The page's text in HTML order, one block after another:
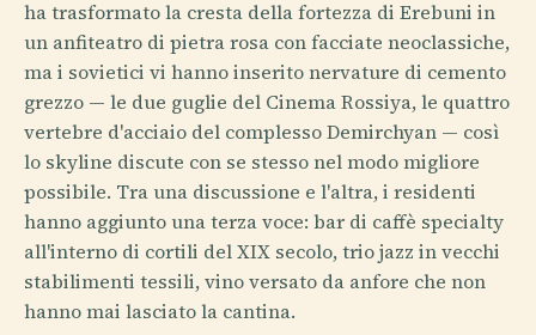
ha trasformato la cresta della fortezza di Erebuni in
un anfiteatro di pietra rosa con facciate neoclassiche,
ma i sovietici vi hanno inserito nervature di cemento
grezzo — le due guglie del Cinema Rossiya, le quattro
vertebre d'acciaio del complesso Demirchyan — così
lo skyline discute con se stesso nel modo migliore
possibile. Tra una discussione e l'altra, i residenti
hanno aggiunto una terza voce: bar di caffè specialty
all'interno di cortili del XIX secolo, trio jazz in vecchi
stabilimenti tessili, vino versato da anfore che non
hanno mai lasciato la cantina.